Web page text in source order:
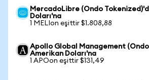
MercadoLibre (Ondo
Doları'na
1 MELIon eşittir $1.808,88
Apollo Global Management
Amerikan Doları'na
1 APOon eşittir $131,49